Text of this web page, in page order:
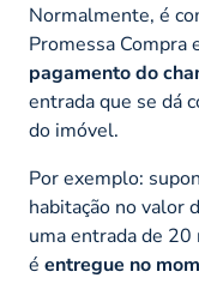
Normalmente, é
Promessa Compra
pagamento do
entrada que se dá
do imóvel.
Por exemplo:
habitação no valor
uma entrada de
é entregue no